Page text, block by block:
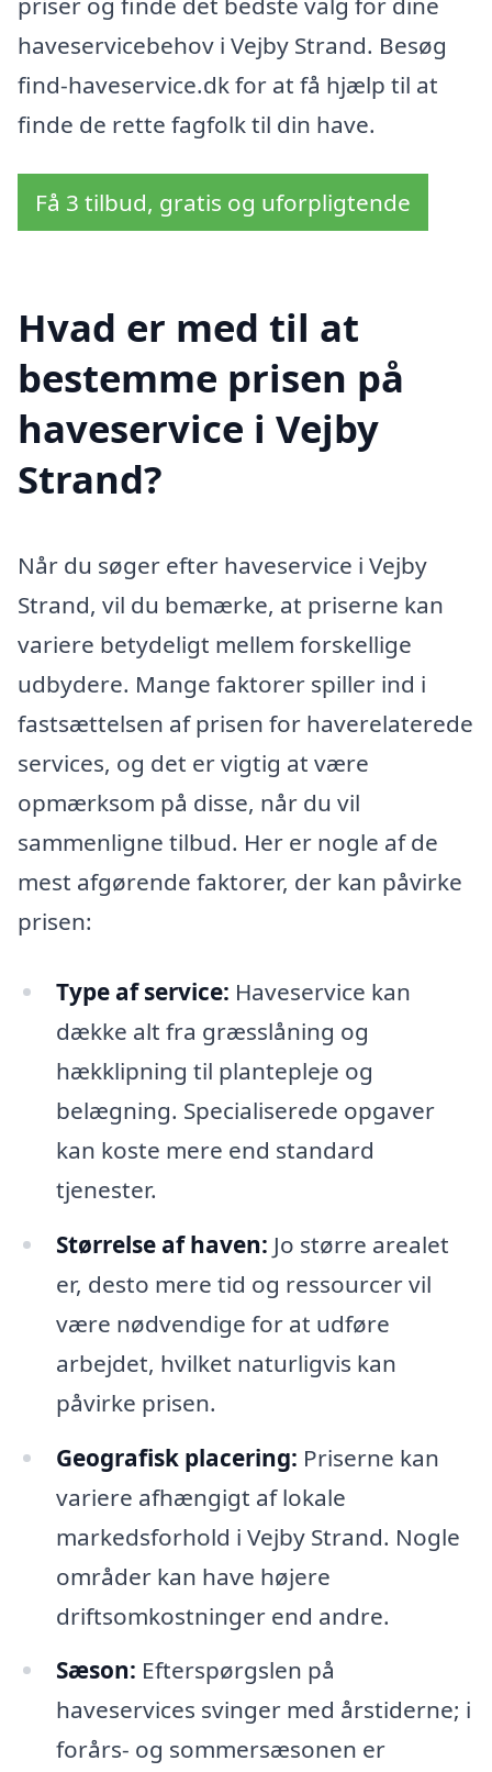
haveservicebehov i Vejby Strand. Besøg
find-haveservice.dk for at få hjælp til at
finde de rette fagfolk til din have.
Få 3 tilbud, gratis og uforpligtende
Hvad er med til at
bestemme prisen på
haveservice i Vejby
Strand?
Når du søger efter haveservice i Vejby
Strand, vil du bemærke, at priserne kan
variere betydeligt mellem forskellige
udbydere. Mange faktorer spiller ind i
fastsættelsen af prisen for haverelaterede
services, og det er vigtig at være
opmærksom på disse, når du vil
sammenligne tilbud. Her er nogle af de
mest afgørende faktorer, der kan påvirke
prisen:
Type af service: Haveservice kan
dække alt fra græsslåning og
hækklipning til plantepleje og
belægning. Specialiserede opgaver
kan koste mere end standard
tjenester.
Størrelse af haven: Jo større arealet
er, desto mere tid og ressourcer vil
være nødvendige for at udføre
arbejdet, hvilket naturligvis kan
påvirke prisen.
Geografisk placering: Priserne kan
variere afhængigt af lokale
markedsforhold i Vejby Strand. Nogle
områder kan have højere
driftsomkostninger end andre.
Sæson: Efterspørgslen på
haveservices svinger med årstiderne; i
forårs- og sommersæsonen er